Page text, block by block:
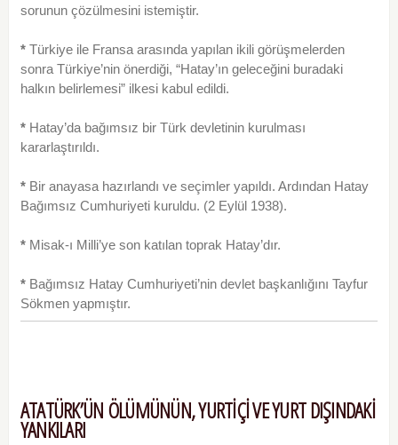
sorunun çözülmesini istemiştir.
* Türkiye ile Fransa arasında yapılan ikili görüş­melerden
sonra Türkiye’nin önerdiği, “Hatay’ın gele­ceğini buradaki
halkın belirlemesi” ilkesi kabul edildi.
* Hatay’da bağımsız bir Türk devletinin kurulması
kararlaştırıldı.
* Bir anayasa hazırlandı ve seçimler yapıldı. Ardından Hatay
Bağımsız Cumhuriyeti kuruldu. (2 Eylül 1938).
* Misak-ı Milli’ye son katılan toprak Hatay’dır.
* Bağımsız Hatay Cumhuriyeti’nin devlet başkanlığını Tayfur
Sökmen yapmıştır.
ATATÜRK’ÜN ÖLÜMÜNÜN, YURTİÇİ VE YURT DIŞINDAKİ
YANKILARI